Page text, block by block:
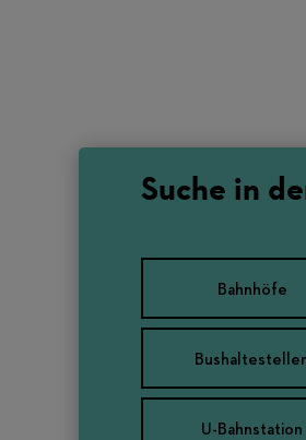
Suche in
Bahnhöfe
U-Bahnstation